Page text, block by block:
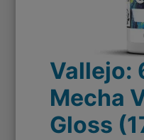
Vallejo:
Mecha
Gloss